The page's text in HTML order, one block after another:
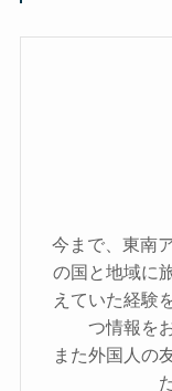
今まで、東南
の国と地域に
えていた経験
つ情報を
また外国人の